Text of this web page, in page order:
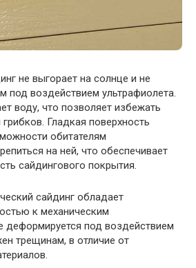
не выгорает на солнце и не
под воздействием ультрафиолета.
воду, что позволяет избежать
Гладкая поверхность
обитателям
на ней, что обеспечивает
сайдингового покрытия.
сайдинг обладает
к механическим
деформируется под воздействием
трещинам, в отличие от